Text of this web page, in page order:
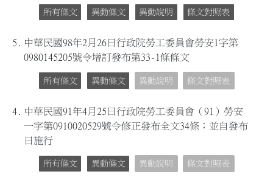
所有條文 異動條文 異動說明 條文對照表
5. 中華民國98年2月26日行政院勞工委員會勞安1字第
0980145205號令增訂發布第33-1條條文
所有條文 異動條文 異動說明 條文對照表
4.
中華民國91年4月25日行政院勞工委員會（91）勞安
一字第0910020529號令修正發布全文34條；並自發布
日施行
所有條文 異動條文 異動說明 條文對照表